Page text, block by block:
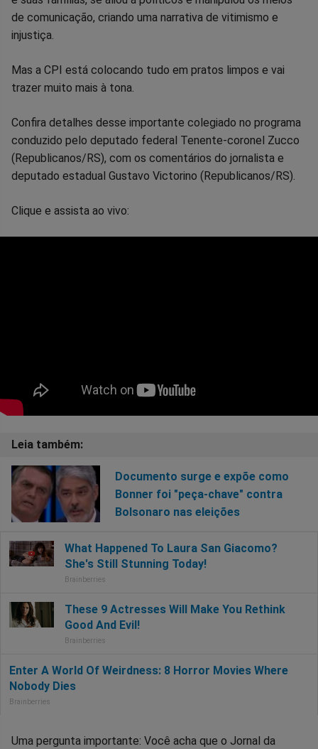
de comunicação, criando uma narrativa de vitimismo e
injustiça.
Mas a CPI está colocando tudo em pratos limpos e vai
trazer muito mais à tona.
Confira detalhes desse importante colegiado no programa
conduzido pelo deputado federal Tenente-coronel Zucco
(Republicanos/RS), com os comentários do jornalista e
deputado estadual Gustavo Victorino (Republicanos/RS).
Clique e assista ao vivo:
Documento surge e expõe como
Bonner foi "peça-chave" contra
Bolsonaro nas eleições
Uma pergunta importante: Você acha que o Jornal da